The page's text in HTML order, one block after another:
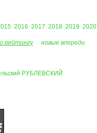
2016 2017 2018 2019 2020
рейтингу новые впереди
РУБЛЕВСКИЙ